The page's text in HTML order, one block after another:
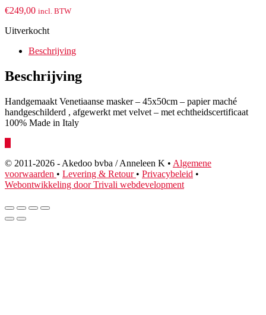
€249,00 incl. BTW
Uitverkocht
Beschrijving
Beschrijving
Handgemaakt Venetiaanse masker – 45x50cm – papier maché
handgeschilderd , afgewerkt met velvet – met echtheidscertificaat
100% Made in Italy
© 2011-2026 - Akedoo bvba / Anneleen K • Algemene
voorwaarden • Levering & Retour • Privacybeleid •
Webontwikkeling door Trivali webdevelopment